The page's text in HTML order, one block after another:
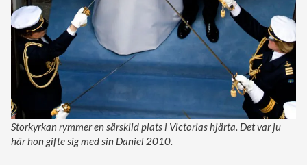
Storkyrkan rymmer en särskild plats i Victorias hjärta. Det var ju
här hon gifte sig med sin Daniel 2010.